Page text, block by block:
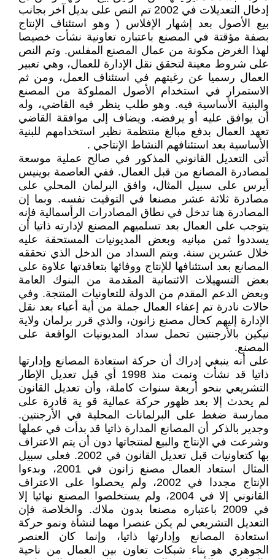
إدخال التعديلات في 2002 تم النص على بديل آخر بجانب
بيع الأصول بعد إشهار الإفلاس ( وهو استئناف الإنتاج
بصفة مؤقتة في المصنع باعتباره تعاونية نشأت خصيصا
لهذا الغرض مكونة من عمال المصنع المفلس. وتم النص
على شروط معينة لتحقق نقل الإدارة للعمال، وهي تعبير
العمال رسميا عن رغبتهم في استئناف العمل، ومن ثم
الاستمرار في استخدام الأصول المملوكة من المصنع
والبنية الأساسية فيه. وهو طلب ينظر فيه القاضي، وله
أن يوافق عليه أو يرفضه. ويضاف إلى موافقة القاضي
تعهد العمال بدفع مبالغ منتظمة نظير استخدامهم للبنية
الأساسية بعد استئنافهم النشاط الإنتاجي .
أتى التعديل القانوني المذكور في صالح عملية موسعة
لمصادرة المصانع من قبل العمال. ففي العاصمة بوينيس
أيرس على سبيل المثال، وافق البرلمان المحلي على
مصادرة ثلاثة عشر مصنعا في التوقيت نفسه. وبما إن
المصادرة هنا تدخل في نطاق المصادرات الرأسمالية فإنه
يتوجب على العمال بعد تسلميهم المصنع لإدارته ذاتيا أن
يسددوا ثمن مبانيه وبعض المديونيات المستحقة عليه
خلال عشرين سنة. ويتم السداد من الدخل الذي تحققه
المصانع بعد استئنافها للإنتاج ووفائها بتعاقدتها علاوة على
بعض التسهيلات الائتمانية المقدمة من البنوك العامة
وبعض الدعم المقدم من الدولة للتعاونيات المنتجة. وفي
حالات نادرة تم إعفاء العمال جملة من أية أعباء بعد نقل
الإدارة إليهم كحال مصنع زانون، والذي قرر برلمان ولاية
نيكين بالأرجنتين تحمل سداد المديونيات الواقعة على
المصنع.
على أنه ينبغي إدراك أن حركة استعادة المصانع وإدارتها
ذاتيا قد نشأت ونمت منذ 1998 أي قبل تعديل الإطار
التشريعي بنحو أربعة سنوات كاملة، وأن تعديل القانون
لم يحدث إلا بعد ظهور حركة عمالية قو ية قادرة على
ممارسة ضغط على البرلمانات المحلية في الأرجنتين.
وجدير بالذكر أن المصانع المدارة ذاتيا قد بدأت في عملها
وشرعت في الإنتاج والبيع لمنتجاتها دون أن يتم الاعتراف
بها كتعاونيات قبل تعديل القانون في 2002. فعلى سبيل
المثال استعاد العمال مصنع زانون في 2001، وبدءوا
الإنتاج مجددا في 2002، ولم يحصلوا على الاعتراف
القانوني إلا في 2004، ولم يستخلصوا المصنع نهائيا إلا
في 2009 باعتباره مصنعا بدون ملاك. والخلاصة فإن
التعديل التشريعي لم يكن عنصرا مهما لنشأة ونمو حركة
استعادة المصانع وإدارتها ذاتيا، وإنما كان العنصر
الجوهري هو بناء شبكات تعاون بين العمال من ناحية